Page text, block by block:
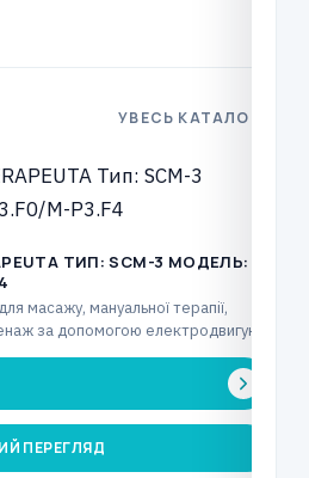
УВЕСЬ КАТАЛОГ
ТИП: SCM-3 МОДЕЛЬ:
масажу, мануальної терапії,
за допомогою електродвигуна,
ПЕРЕГЛЯД